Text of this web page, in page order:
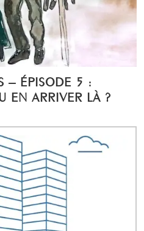
– ÉPISODE 5 :
EN ARRIVER LÀ ?